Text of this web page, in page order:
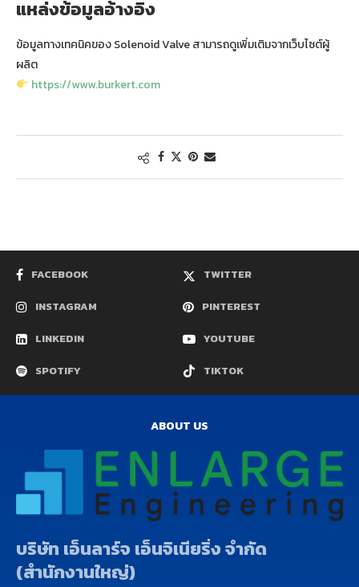
แหล่งข้อมูลอ้างอิง
ข้อมูลทางเทคนิคของ Solenoid Valve สามารถดูเพิ่มเติมจากเว็บไซต์ผู้
ผลิต
https://www.burkert.com
FACEBOOK TWITTER
INSTAGRAM PINTEREST
LINKEDIN YOUTUBE
SPOTIFY TIKTOK
ABOUT US
บริษัท เอ็นลาร์จ เอ็นจิเนียริ่ง จำกัด
(สำนักงานใหญ่)